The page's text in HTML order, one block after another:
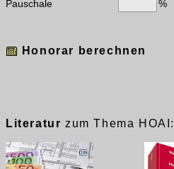
Pauschale %
Literatur zum Thema HOAI: